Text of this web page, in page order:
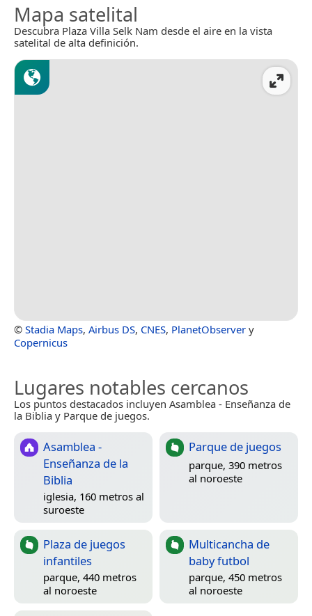
Mapa satelital
Descubra Plaza Villa Selk Nam desde el aire en la vista
satelital de alta definición.
© Stadia Maps, Airbus DS, CNES, PlanetObserver y
Copernicus
Lugares notables cercanos
Los puntos destacados incluyen Asamblea - Enseñanza de
la Biblia y Parque de juegos.
Asamblea -
Enseñanza de la
Biblia
iglesia, 160 metros al
suroeste
Parque de juegos
parque, 390 metros
al noroeste
Plaza de juegos
infantiles
parque, 440 metros
al noroeste
Multicancha de
baby futbol
parque, 450 metros
al noroeste